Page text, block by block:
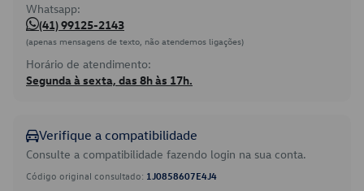
Whatsapp:
(41) 99125-2143
(apenas mensagens de texto, não atendemos ligações)
Horário de atendimento:
Segunda à sexta, das 8h às 17h.
Verifique a compatibilidade
Consulte a compatibilidade fazendo login na sua conta.
Código original consultado: 1J0858607E4J4